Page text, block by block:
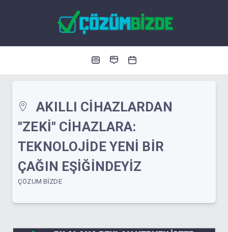
AKILLI CIHAZLARDAN
"ZEKI" CIHAZLARA:
TEKNOLOJIDE YENI BIR
ÇAĞIN EŞIĞINDEYIZ
ÇÖZUM BIZDE